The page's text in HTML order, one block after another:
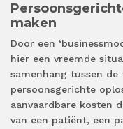
maken
Door een
hier een vreemde
samenhang tussen
persoonsgerichte
aanvaardbare kosten
van een patiënt, een